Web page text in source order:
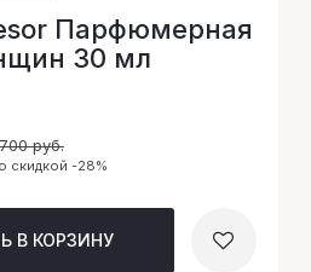
Парфюмерная
30 мл
руб.
скидкой -28%
В КОРЗИНУ